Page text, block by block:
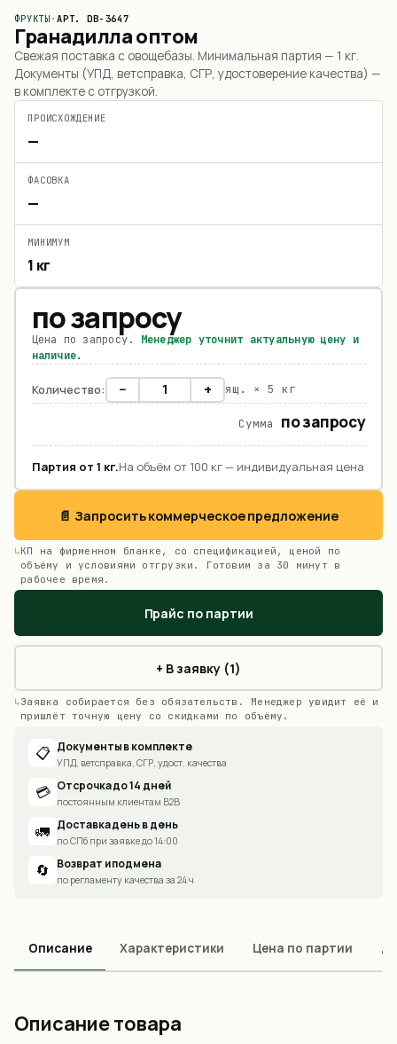
ФРУКТЫ · АРТ.DB-3647
Гранадилла оптом
Свежая поставка с овощебазы. Минимальная партия — 1 кг.
Документы (УПД, ветсправка, СГР, удостоверение качества) —
в комплекте с отгрузкой.
ПРОИСХОЖДЕНИЕ
—
ФАСОВКА
—
МИНИМУМ
1 кг
по запросу
Цена по запросу. Менеджер уточнит актуальную цену и
наличие.
Количество: − + ящ. × 5 кг
Сумма по запросу
Партия от 1 кг.На объём от 100 кг — индивидуальная цена
📄 Запросить коммерческое предложение
КП на фирменном бланке, со спецификацией, ценой по
объёму и условиями отгрузки. Готовим за 30 минут в
рабочее время.
Прайс по партии
+ В заявку (1)
Заявка собирается без обязательств. Менеджер увидит её и
пришлёт точную цену со скидками по объёму.
📋 Документы в комплекте
УПД, ветсправка, СГР, удост. качества
💳 Отсрочка до 14 дней
постоянным клиентам B2B
🚛 Доставка день в день
по СПб при заявке до 14:00
🔄 Возврат и подмена
по регламенту качества за 24 ч
Описание Характеристики Цена по партии
Описание товара